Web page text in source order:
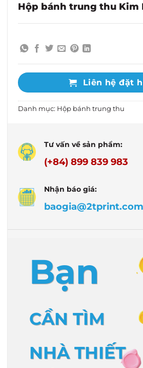
Hộp bánh trung thu Kim
Liên hệ đặt
Danh mục: Hộp bánh trung thu
Tư vấn về sản phẩm:
(+84) 899 839 983
Nhận báo giá:
baogia@2tprint.com
Bạn
CẦN TÌM
NHÀ THIẾT